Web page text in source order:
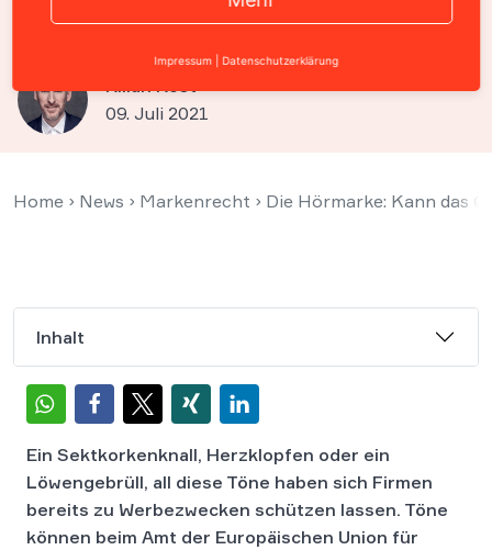
eine Marke sein?
Kilian Kost
09. Juli 2021
Home › News › Markenrecht › Die Hörmarke: Kann das
Inhalt
Ein Sektkorkenknall, Herzklopfen oder ein
Löwengebrüll, all diese Töne haben sich Firmen
bereits zu Werbezwecken schützen lassen. Töne
können beim Amt der Europäischen Union für
Impressum Datenschutzerklärung